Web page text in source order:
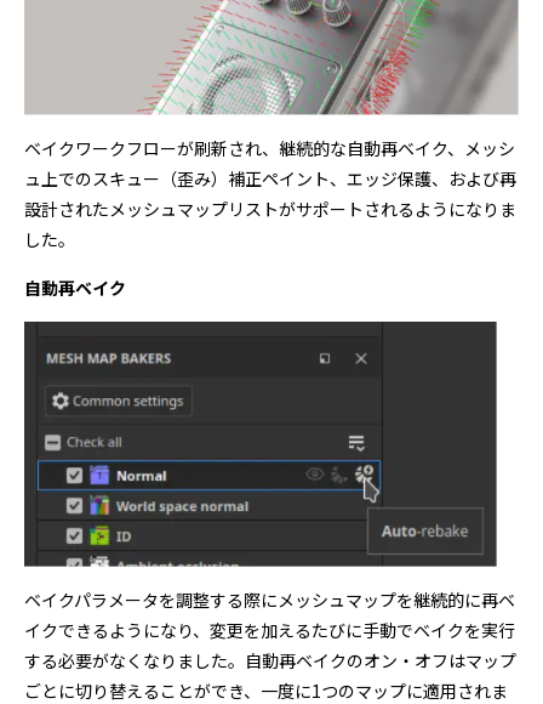
ベイクワークフローが刷新され、継続的な自動再ベイク、メッシ
ュ上でのスキュー（歪み）補正ペイント、エッジ保護、および再
設計されたメッシュマップリストがサポートされるようになりま
した。
自動再ベイク
ベイクパラメータを調整する際にメッシュマップを継続的に再ベ
イクできるようになり、変更を加えるたびに手動でベイクを実行
する必要がなくなりました。自動再ベイクのオン・オフはマップ
ごとに切り替えることができ、一度に1つのマップに適用されま